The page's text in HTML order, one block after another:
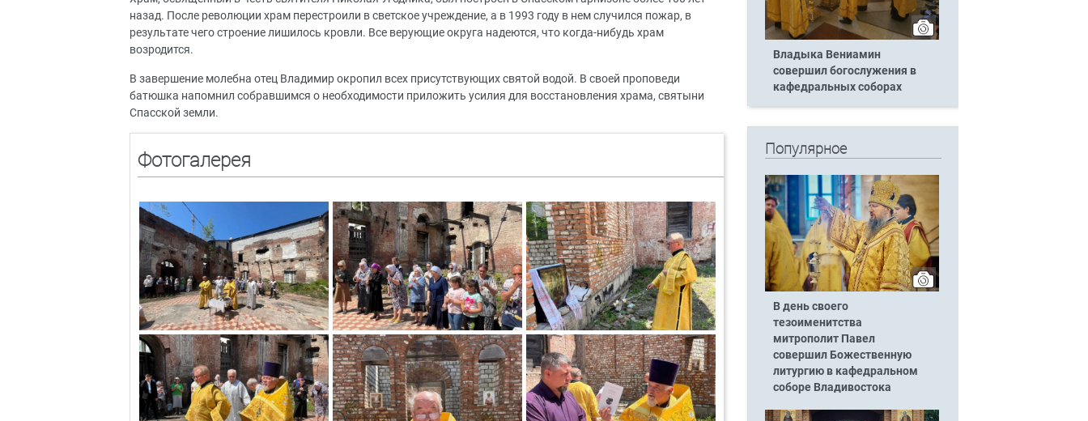
назад. После революции храм перестроили в светское учреждение, а в 1993 году в нем случился пожар, в
результате чего строение лишилось кровли. Все верующие округа надеются, что когда-нибудь храм
возродится.
В завершение молебна отец Владимир окропил всех присутствующих святой водой. В своей проповеди
батюшка напомнил собравшимся о необходимости приложить усилия для восстановления храма, святыни
Спасской земли.
Фотогалерея
Владыка Вениамин
совершил богослужения в
кафедральных соборах
Популярное
В день своего
тезоименитства
митрополит Павел
совершил Божественную
литургию в кафедральном
соборе Владивостока